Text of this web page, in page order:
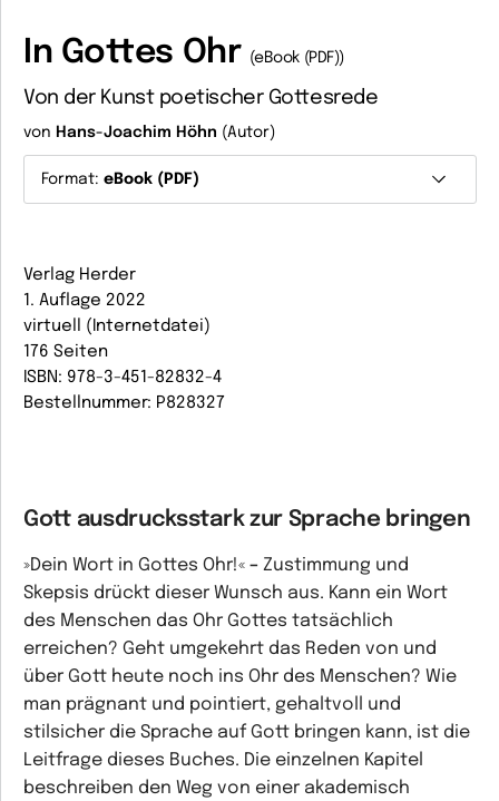
In Gottes Ohr (eBook (PDF))
Von der Kunst poetischer Gottesrede
von Hans-Joachim Höhn (Autor)
Format: eBook (PDF)
Verlag Herder
1. Auflage 2022
virtuell (Internetdatei)
176 Seiten
ISBN: 978-3-451-82832-4
Bestellnummer: P828327
Gott ausdrucksstark zur Sprache bringen
»Dein Wort in Gottes Ohr!« – Zustimmung und
Skepsis drückt dieser Wunsch aus. Kann ein Wort
des Menschen das Ohr Gottes tatsächlich
erreichen? Geht umgekehrt das Reden von und
über Gott heute noch ins Ohr des Menschen? Wie
man prägnant und pointiert, gehaltvoll und
stilsicher die Sprache auf Gott bringen kann, ist die
Leitfrage dieses Buches. Die einzelnen Kapitel
beschreiben den Weg von einer akademisch